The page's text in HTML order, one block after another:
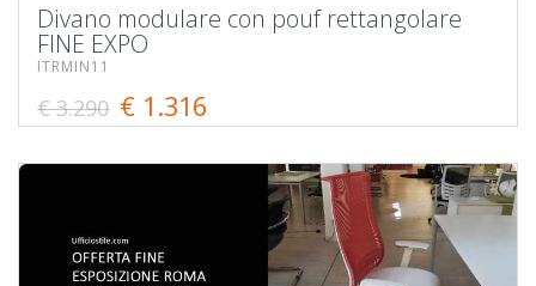
Divano modulare con pouf rettangolare
FINE EXPO
ITRMIN11
€ 3.290 € 1.316